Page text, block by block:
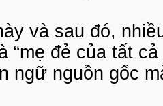
và sau đó,
“mẹ đẻ của tất
ngữ nguồn gốc